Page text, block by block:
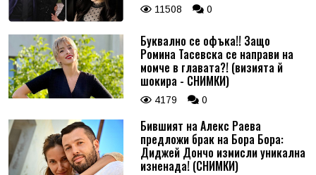
11508 0
Буквално се офъка!! Защо
Ромина Тасевска се направи на
момче в главата?! (визията й
шокира - СНИМКИ)
4179 0
Бившият на Алекс Раева
предложи брак на Бора Бора:
Диджей Дончо измисли уникална
изненада! (СНИМКИ)